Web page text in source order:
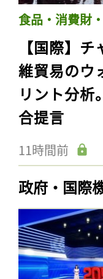
食品・消費財
【国際】
維貿易のウ
リント分析
合提言
11時間前
政府・国際